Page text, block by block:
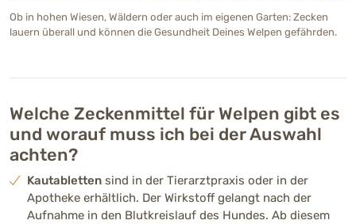
Ob in hohen Wiesen, Wäldern oder auch im eigenen Garten: Zecken
lauern überall und können die Gesundheit Deines Welpen gefährden.
Welche Zeckenmittel für Welpen gibt es
und worauf muss ich bei der Auswahl
achten?
Kautabletten sind in der Tierarztpraxis oder in der
Apotheke erhältlich. Der Wirkstoff gelangt nach der
Aufnahme in den Blutkreislauf des Hundes. Ab diesem